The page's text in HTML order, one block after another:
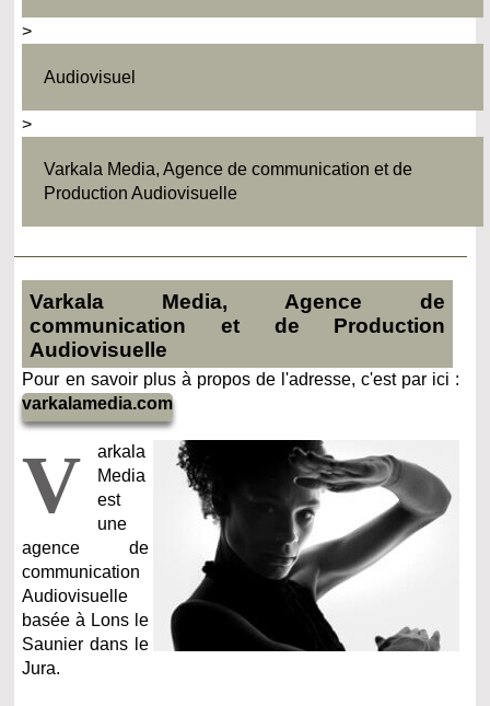
>
Audiovisuel
>
Varkala Media, Agence de communication et de
Production Audiovisuelle
Varkala Media, Agence de
communication et de Production
Audiovisuelle
Pour en savoir plus à propos de l'adresse, c'est par ici :
varkalamedia.com
V
arkala
Media
est
une
agence de
communication
Audiovisuelle
basée à Lons le
Saunier dans le
Jura.